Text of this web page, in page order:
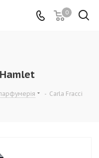
0
- Carla Fracci